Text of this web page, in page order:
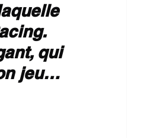
qui
jeu…